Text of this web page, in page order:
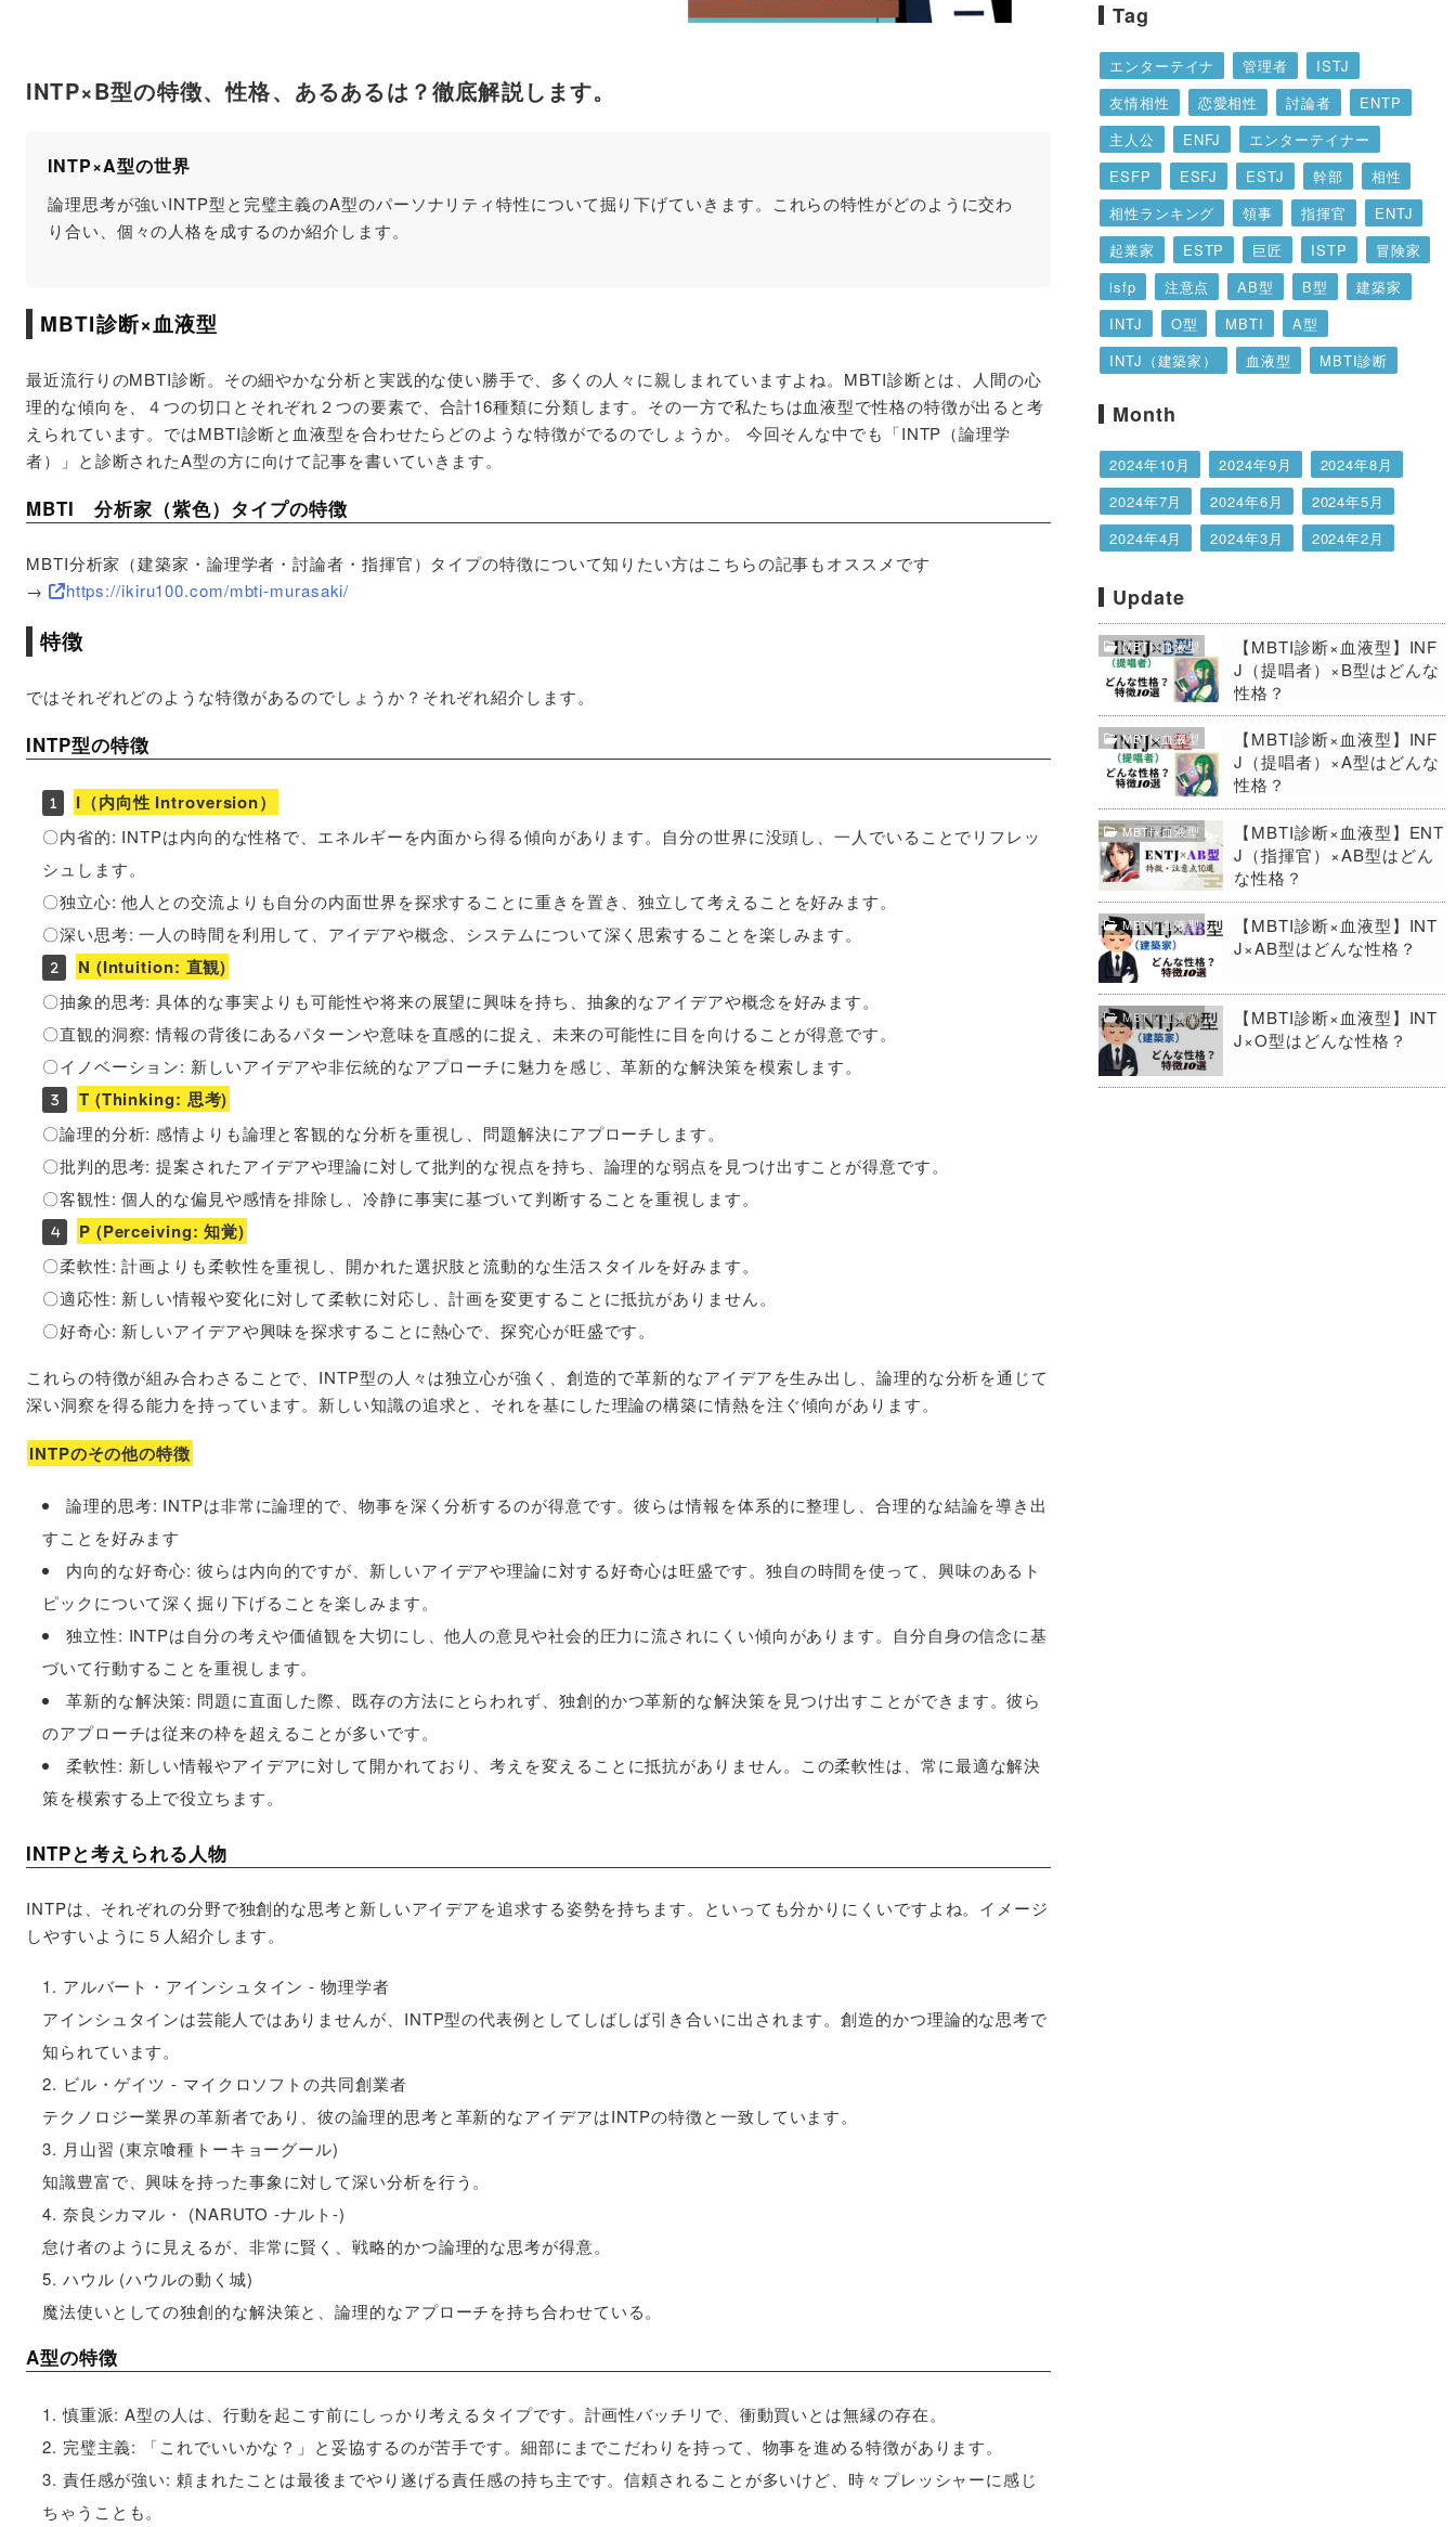
INTP×B型の特徴、性格、あるあるは？徹底解説します。
INTP×A型の世界
論理思考が強いINTP型と完璧主義のA型のパーソナリティ特性について掘り下げていきます。これらの特性がどのように交わ
り合い、個々の人格を成するのか紹介します。
MBTI診断×血液型
最近流行りのMBTI診断。その細やかな分析と実践的な使い勝手で、多くの人々に親しまれていますよね。MBTI診断とは、人間の心
理的な傾向を、４つの切口とそれぞれ２つの要素で、合計16種類に分類します。その一方で私たちは血液型で性格の特徴が出ると考
えられています。ではMBTI診断と血液型を合わせたらどのような特徴がでるのでしょうか。 今回そんな中でも「INTP（論理学
者）」と診断されたA型の方に向けて記事を書いていきます。
MBTI 分析家（紫色）タイプの特徴
MBTI分析家（建築家・論理学者・討論者・指揮官）タイプの特徴について知りたい方はこちらの記事もオススメです
→
https://ikiru100.com/mbti-murasaki/
特徴
ではそれぞれどのような特徴があるのでしょうか？それぞれ紹介します。
INTP型の特徴
I（内向性 Introversion）
〇内省的: INTPは内向的な性格で、エネルギーを内面から得る傾向があります。自分の世界に没頭し、一人でいることでリフレッ
シュします。
〇独立心: 他人との交流よりも自分の内面世界を探求することに重きを置き、独立して考えることを好みます。
〇深い思考: 一人の時間を利用して、アイデアや概念、システムについて深く思索することを楽しみます。
N (Intuition: 直観)
〇抽象的思考: 具体的な事実よりも可能性や将来の展望に興味を持ち、抽象的なアイデアや概念を好みます。
〇直観的洞察: 情報の背後にあるパターンや意味を直感的に捉え、未来の可能性に目を向けることが得意です。
〇イノベーション: 新しいアイデアや非伝統的なアプローチに魅力を感じ、革新的な解決策を模索します。
T (Thinking: 思考)
〇論理的分析: 感情よりも論理と客観的な分析を重視し、問題解決にアプローチします。
〇批判的思考: 提案されたアイデアや理論に対して批判的な視点を持ち、論理的な弱点を見つけ出すことが得意です。
〇客観性: 個人的な偏見や感情を排除し、冷静に事実に基づいて判断することを重視します。
P (Perceiving: 知覚)
〇柔軟性: 計画よりも柔軟性を重視し、開かれた選択肢と流動的な生活スタイルを好みます。
〇適応性: 新しい情報や変化に対して柔軟に対応し、計画を変更することに抵抗がありません。
〇好奇心: 新しいアイデアや興味を探求することに熱心で、探究心が旺盛です。
これらの特徴が組み合わさることで、INTP型の人々は独立心が強く、創造的で革新的なアイデアを生み出し、論理的な分析を通じて
深い洞察を得る能力を持っています。新しい知識の追求と、それを基にした理論の構築に情熱を注ぐ傾向があります。
INTPのその他の特徴
論理的思考: INTPは非常に論理的で、物事を深く分析するのが得意です。彼らは情報を体系的に整理し、合理的な結論を導き出
すことを好みます
内向的な好奇心: 彼らは内向的ですが、新しいアイデアや理論に対する好奇心は旺盛です。独自の時間を使って、興味のあるト
ピックについて深く掘り下げることを楽しみます。
独立性: INTPは自分の考えや価値観を大切にし、他人の意見や社会的圧力に流されにくい傾向があります。自分自身の信念に基
づいて行動することを重視します。
革新的な解決策: 問題に直面した際、既存の方法にとらわれず、独創的かつ革新的な解決策を見つけ出すことができます。彼ら
のアプローチは従来の枠を超えることが多いです。
柔軟性: 新しい情報やアイデアに対して開かれており、考えを変えることに抵抗がありません。この柔軟性は、常に最適な解決
策を模索する上で役立ちます。
INTPと考えられる人物
INTPは、それぞれの分野で独創的な思考と新しいアイデアを追求する姿勢を持ちます。といっても分かりにくいですよね。イメージ
しやすいように５人紹介します。
アルバート・アインシュタイン - 物理学者
アインシュタインは芸能人ではありませんが、INTP型の代表例としてしばしば引き合いに出されます。創造的かつ理論的な思考で
知られています。
ビル・ゲイツ - マイクロソフトの共同創業者
テクノロジー業界の革新者であり、彼の論理的思考と革新的なアイデアはINTPの特徴と一致しています。
月山習 (東京喰種トーキョーグール)
知識豊富で、興味を持った事象に対して深い分析を行う。
奈良シカマル・ (NARUTO -ナルト-)
怠け者のように見えるが、非常に賢く、戦略的かつ論理的な思考が得意。
ハウル (ハウルの動く城)
魔法使いとしての独創的な解決策と、論理的なアプローチを持ち合わせている。
A型の特徴
慎重派: A型の人は、行動を起こす前にしっかり考えるタイプです。計画性バッチリで、衝動買いとは無縁の存在。
完璧主義: 「これでいいかな？」と妥協するのが苦手です。細部にまでこだわりを持って、物事を進める特徴があります。
責任感が強い: 頼まれたことは最後までやり遂げる責任感の持ち主です。信頼されることが多いけど、時々プレッシャーに感じ
ちゃうことも。
Tag
エンターテイナ 管理者
ISTJ
友情相性
恋愛相性 討論者
ENTP
主人公
ENFJ
エンターテイナー
ESFP
ESFJ ESTJ 幹部
相性
相性ランキング
領事 指揮官
ENTJ
起業家
ESTP 巨匠 ISTP
冒険家
isfp
注意点 AB型 B型
建築家
INTJ
O型 MBTI
A型
INTJ（建築家）
血液型
MBTI診断
ISFJ
論理学者 INTP
運動家
ENFP
Month
2024年10月 2024年9月
2024年8月
2024年7月
2024年6月
2024年5月
2024年4月
2024年3月 2024年2月
Update
MBTI×血液型
【MBTI診断×血液型】INF
J（提唱者）×B型はどんな
性格？
MBTI×血液型
【MBTI診断×血液型】INF
J（提唱者）×A型はどんな
性格？
MBTI×血液型
【MBTI診断×血液型】ENT
J（指揮官）×AB型はどん
な性格？
MBTI×血液型
【MBTI診断×血液型】INT
J×AB型はどんな性格？
MBTI×血液型
【MBTI診断×血液型】INT
J×O型はどんな性格？